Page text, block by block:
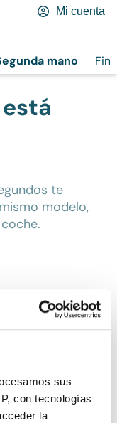
sus
con tecnologías
la
mano
Mi cuenta
te
modelo,